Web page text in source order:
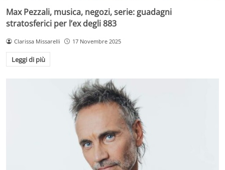
Max Pezzali, musica, negozi, serie: guadagni
stratosferici per l’ex degli 883
Clarissa Missarelli 17 Novembre 2025
Leggi di più